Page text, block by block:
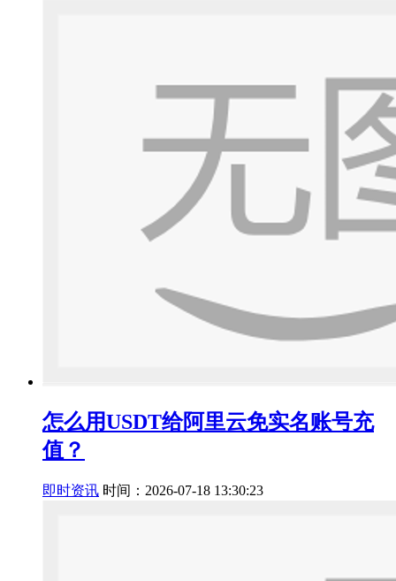
怎么用USDT给阿里云免实名账号充
值？
即时资讯 时间：2026-07-18 13:30:23